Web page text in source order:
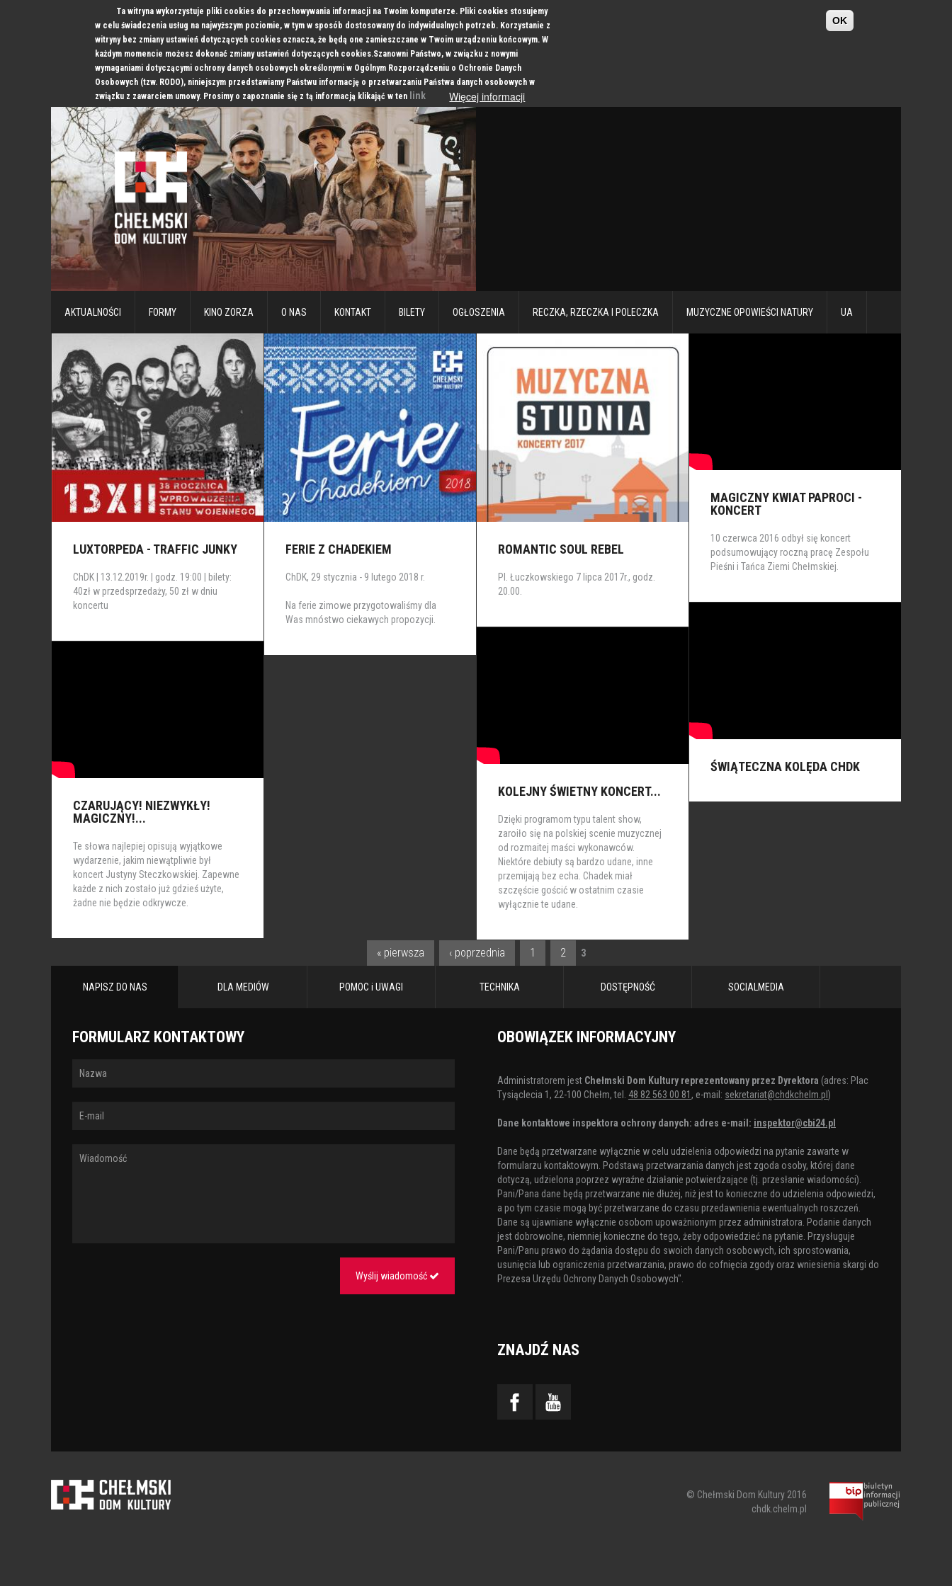
Ta witryna wykorzystuje pliki cookies do przechowywania informacji na Twoim komputerze. Pliki cookies stosujemy
w celu świadczenia usług na najwyższym poziomie, w tym w sposób dostosowany do indywidualnych potrzeb. Korzystanie z
witryny bez zmiany ustawień dotyczących cookies oznacza, że będą one zamieszczane w Twoim urządzeniu końcowym. W
każdym momencie możesz dokonać zmiany ustawień dotyczących cookies.Szanowni Państwo, w związku z nowymi
wymaganiami dotyczącymi ochrony danych osobowych określonymi w Ogólnym Rozporządzeniu o Ochronie Danych
Osobowych (tzw. RODO), niniejszym przedstawiamy Państwu informację o przetwarzaniu Państwa danych osobowych w
związku z zawarciem umowy. Prosimy o zapoznanie się z tą informacją klikająć w ten link Więcej informacji
OK
AKTUALNOŚCI FORMY KINO ZORZA O NAS KONTAKT BILETY OGŁOSZENIA RECZKA, RZECZKA I POLECZKA MUZYCZNE OPOWIEŚCI NATURY UA
LUXTORPEDA - TRAFFIC JUNKY
ChDK | 13.12.2019r. | godz. 19:00 | bilety:
40zł w przedsprzedaży, 50 zł w dniu
koncertu
FERIE Z CHADEKIEM
ChDK, 29 stycznia - 9 lutego 2018 r.
Na ferie zimowe przygotowaliśmy dla
Was mnóstwo ciekawych propozycji.
ROMANTIC SOUL REBEL
Pl. Łuczkowskiego 7 lipca 2017r., godz.
20.00.
MAGICZNY KWIAT PAPROCI -
KONCERT
10 czerwca 2016 odbył się koncert
podsumowujący roczną pracę Zespołu
Pieśni i Tańca Ziemi Chełmskiej.
ŚWIĄTECZNA KOLĘDA CHDK
KOLEJNY ŚWIETNY KONCERT...
Dzięki programom typu talent show,
zaroiło się na polskiej scenie muzycznej
od rozmaitej maści wykonawców.
Niektóre debiuty są bardzo udane, inne
przemijają bez echa. Chadek miał
szczęście gościć w ostatnim czasie
wyłącznie te udane.
CZARUJĄCY! NIEZWYKŁY!
MAGICZNY!...
Te słowa najlepiej opisują wyjątkowe
wydarzenie, jakim niewątpliwie był
koncert Justyny Steczkowskiej. Zapewne
każde z nich zostało już gdzieś użyte,
żadne nie będzie odkrywcze.
STRONY
« pierwsza ‹ poprzednia 1 2 3
NAPISZ DO NAS DLA MEDIÓW POMOC i UWAGI TECHNIKA DOSTĘPNOŚĆ SOCIALMEDIA
FORMULARZ KONTAKTOWY
Wyślij wiadomość
OBOWIĄZEK INFORMACYJNY
Administratorem jest Chełmski Dom Kultury reprezentowany przez Dyrektora (adres: Plac
Tysiąclecia 1, 22-100 Chełm, tel. 48 82 563 00 81 , e-mail: sekretariat@chdkchelm.pl )
Dane kontaktowe inspektora ochrony danych: adres e-mail: inspektor@cbi24.pl
Dane będą przetwarzane wyłącznie w celu udzielenia odpowiedzi na pytanie zawarte w
formularzu kontaktowym. Podstawą przetwarzania danych jest zgoda osoby, której dane
dotyczą, udzielona poprzez wyraźne działanie potwierdzające (tj. przesłanie wiadomości).
Pani/Pana dane będą przetwarzane nie dłużej, niż jest to konieczne do udzielenia odpowiedzi,
a po tym czasie mogą być przetwarzane do czasu przedawnienia ewentualnych roszczeń.
Dane są ujawniane wyłącznie osobom upoważnionym przez administratora. Podanie danych
jest dobrowolne, niemniej konieczne do tego, żeby odpowiedzieć na pytanie. Przysługuje
Pani/Panu prawo do żądania dostępu do swoich danych osobowych, ich sprostowania,
usunięcia lub ograniczenia przetwarzania, prawo do cofnięcia zgody oraz wniesienia skargi do
Prezesa Urzędu Ochrony Danych Osobowych".
ZNAJDŹ NAS
© Chełmski Dom Kultury 2016
chdk.chelm.pl